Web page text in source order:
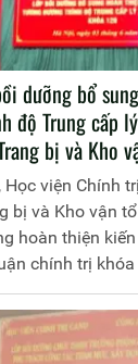
dưỡng bổ
độ Trung cấp
bị và Kho
viện Chính
bị và Kho vận
hoàn thiện
chính trị khóa